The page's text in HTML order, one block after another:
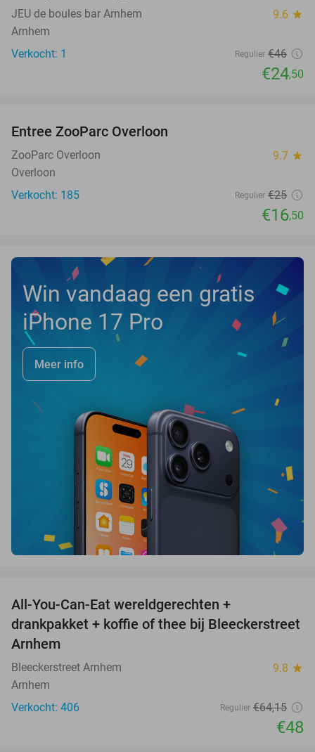
JEU de boules bar Arnhem 9.6 star
Arnhem
Verkocht: 1
Regulier €46
€24,50
TODAY
Entree ZooParc Overloon
ZooParc Overloon 9.7 star
Overloon
Verkocht: 185
Regulier €25
€16,50
Win vandaag een gratis
iPhone 17 Pro
Meer info
All-You-Can-Eat wereldgerechten +
drankpakket + koffie of thee bij Bleeckerstreet
Arnhem
Bleeckerstreet Arnhem 9.8 star
Arnhem
Verkocht: 406
Regulier €64,15
€48